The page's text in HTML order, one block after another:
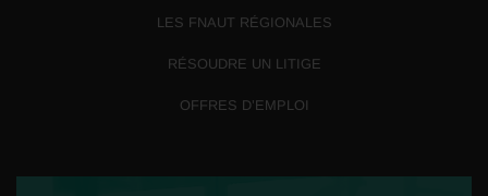
LES FNAUT RÉGIONALES
RÉSOUDRE UN LITIGE
OFFRES D’EMPLOI